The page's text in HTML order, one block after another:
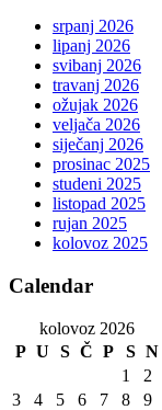
srpanj 2026
lipanj 2026
svibanj 2026
travanj 2026
ožujak 2026
veljača 2026
siječanj 2026
prosinac 2025
studeni 2025
listopad 2025
rujan 2025
kolovoz 2025
Calendar
kolovoz 2026
P U S Č P S N
1
2
3
4 5 6 7 8
9